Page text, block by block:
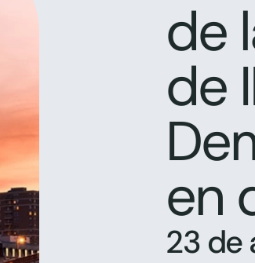
de
de
en
23 de